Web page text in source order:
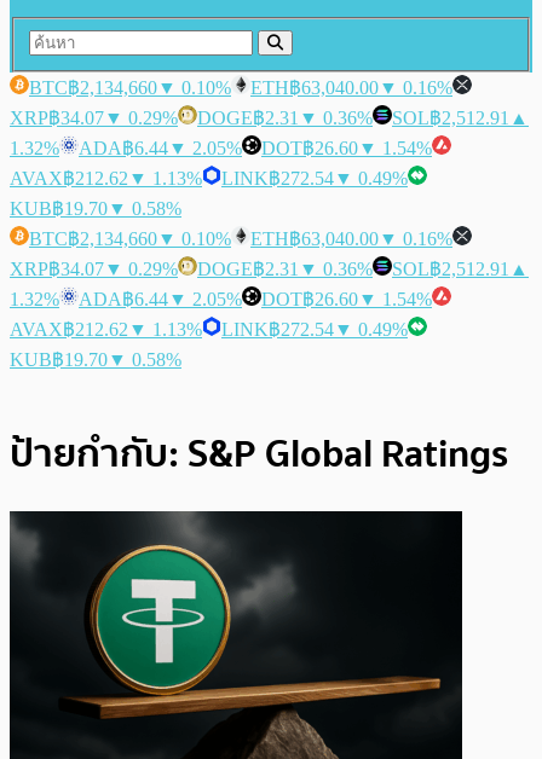
BTC฿2,134,660▼ 0.10% ETH฿63,040.00▼ 0.16%
XRP฿34.07▼ 0.29% DOGE฿2.31 ▼ 0.36% SOL฿2,512.91 ▲
1.32%
ADA฿6.44▼ 2.05% DOT฿26.60▼ 1.54%
AVAX฿212.62 ▼ 1.13% LINK฿272.54▼ 0.49%
KUB฿19.70▼ 0.58%
BTC฿2,134,660▼ 0.10% ETH฿63,040.00▼ 0.16%
XRP฿34.07▼ 0.29% DOGE฿2.31 ▼ 0.36% SOL฿2,512.91 ▲
1.32%
ADA฿6.44▼ 2.05% DOT฿26.60▼ 1.54%
AVAX฿212.62 ▼ 1.13% LINK฿272.54▼ 0.49%
KUB฿19.70▼ 0.58%
ป้ายกำกับ: S&P Global Ratings